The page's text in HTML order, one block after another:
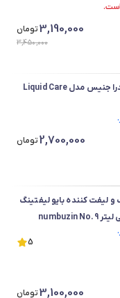
3,190,000تومان
3,450,000
سرم آبرسان لورال Loreal هیدرا جنیس مدل Liquid Care
2,700,000تومان
کننده بایو لیفتینگ
نامبر 9 نامبوزین حجم 50 میلی لیتر numbuzin No.9
5
3,100,000تومان